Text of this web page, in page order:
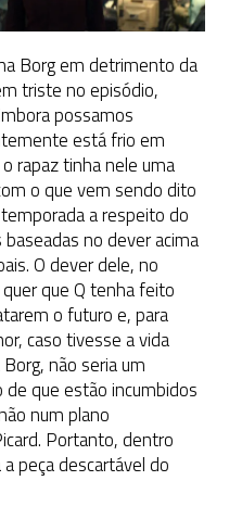
Borg em detrimento da
triste no episódio,
possamos
está frio em
rapaz tinha nele uma
o que vem sendo dito
a respeito do
no dever acima
O dever dele, no
que Q tenha feito
o futuro e, para
caso tivesse a vida
não seria um
que estão incumbidos
num plano
Portanto, dentro
peça descartável do